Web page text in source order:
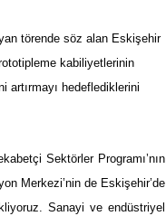
törende söz alan Eskişehir
kabiliyetlerinin
artırmayı hedeflediklerini
Sektörler Programı’nın
Merkezi’nin de Eskişehir’de
Sanayi ve endüstriyel